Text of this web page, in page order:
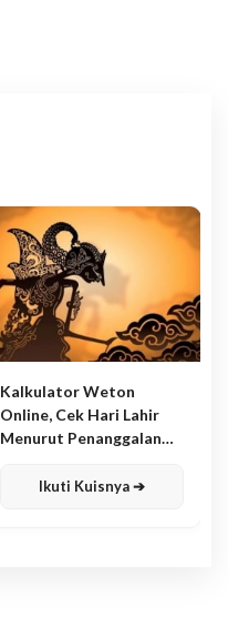
Kalkulator Weton
Online, Cek Hari Lahir
Menurut Penanggalan
Ikuti Kuisnya ➔